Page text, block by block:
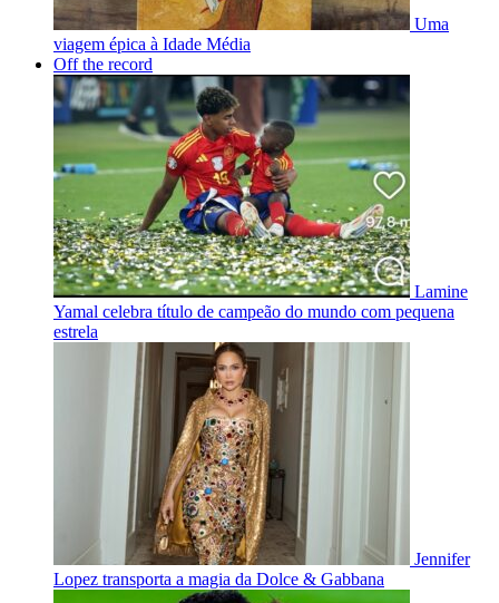
Uma
viagem épica à Idade Média
Off the record
Lamine
Yamal celebra título de campeão do mundo com pequena
estrela
Jennifer
Lopez transporta a magia da Dolce & Gabbana